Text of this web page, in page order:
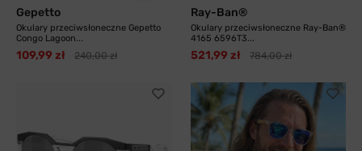
Gepetto
Okulary przeciwsłoneczne Gepetto
Congo Lagoon...
109,99 zł 240,00 zł
Ray-Ban®
Okulary przeciwsłoneczne Ray-Ban®
4165 6596T3...
521,99 zł 784,00 zł